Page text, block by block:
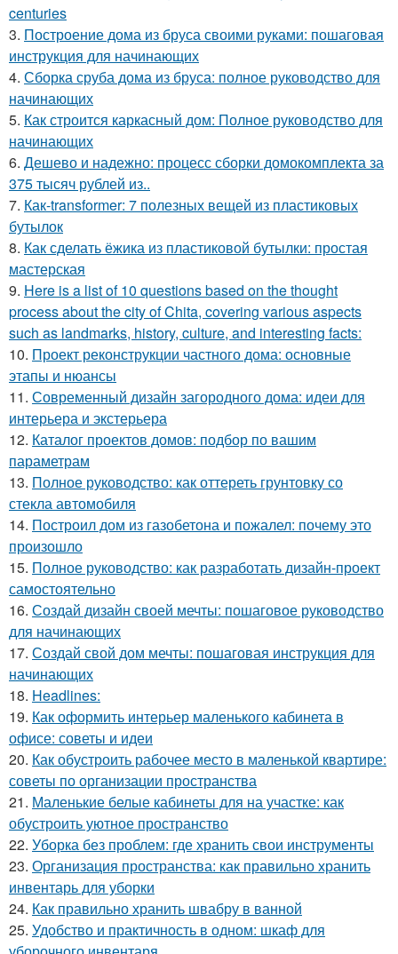
centuries
3. Построение дома из бруса своими руками: пошаговая
инструкция для начинающих
4. Сборка сруба дома из бруса: полное руководство для
начинающих
5. Как строится каркасный дом: Полное руководство для
начинающих
6. Дешево и надежно: процесс сборки домокомплекта за
375 тысяч рублей из..
7. Как-transformer: 7 полезных вещей из пластиковых
бутылок
8. Как сделать ёжика из пластиковой бутылки: простая
мастерская
9. Here is a list of 10 questions based on the thought
process about the city of Chita, covering various aspects
such as landmarks, history, culture, and interesting facts:
10. Проект реконструкции частного дома: основные
этапы и нюансы
11. Современный дизайн загородного дома: идеи для
интерьера и экстерьера
12. Каталог проектов домов: подбор по вашим
параметрам
13. Полное руководство: как оттереть грунтовку со
стекла автомобиля
14. Построил дом из газобетона и пожалел: почему это
произошло
15. Полное руководство: как разработать дизайн-проект
самостоятельно
16. Создай дизайн своей мечты: пошаговое руководство
для начинающих
17. Создай свой дом мечты: пошаговая инструкция для
начинающих
18. Headlines:
19. Как оформить интерьер маленького кабинета в
офисе: советы и идеи
20. Как обустроить рабочее место в маленькой квартире:
советы по организации пространства
21. Маленькие белые кабинеты для на участке: как
обустроить уютное пространство
22. Уборка без проблем: где хранить свои инструменты
23. Организация пространства: как правильно хранить
инвентарь для уборки
24. Как правильно хранить швабру в ванной
25. Удобство и практичность в одном: шкаф для